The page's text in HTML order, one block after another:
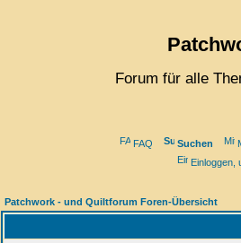
Forum für alle
FAQ Suchen
Einloggen,
Patchwork - und Quiltforum Foren-Übersicht